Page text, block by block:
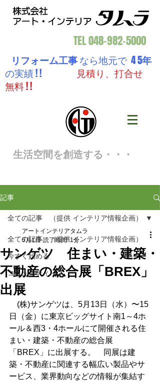
TEL048-982-5000
リフォーム工事なら地元で 4 5年
の実績 ! !
見積り、打合せ
無料 ! !
生活空間を創造する・・・
記事
全ての記事 （提供 インテリア情報企画）
今すぐ始める
コミュニティ
全ての記事 （提供 インテリア情報企画）
サンゲツ 住まい・建築・
不動産の総合展「BREX」
出展
アートインテリアタムラ
5月1日 読了時間: 1分
(株)サンゲツは、5月13日（水）〜15
日（金）に東京ビッグサイト南1～4ホ
ール＆西3・4ホールにて開催される住
まい・建築・不動産の総合展
「BREX」に出展する。　同展は建
築・不動産に関連する幅広い製品やサ
ービス、業界動向などの情報が集結す